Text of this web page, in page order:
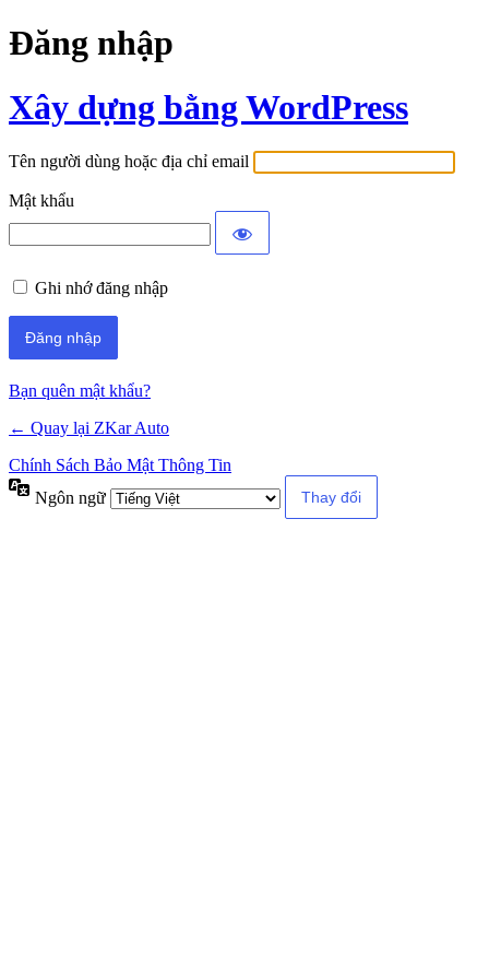
Đăng nhập
Xây dựng bằng WordPress
Tên người dùng hoặc địa chỉ email
Mật khẩu
Ghi nhớ đăng nhập
Bạn quên mật khẩu?
← Quay lại ZKar Auto
Chính Sách Bảo Mật Thông Tin
Ngôn ngữ